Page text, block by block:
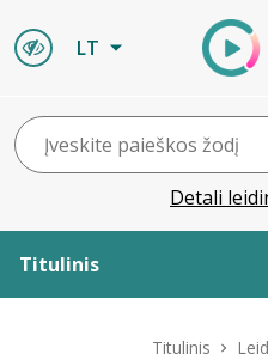
LT
Detali
Titulinis
Titulinis